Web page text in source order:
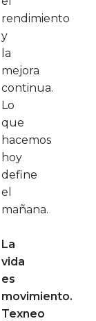
rendimiento
y
la
mejora
continua.
Lo
que
hacemos
hoy
define
el
mañana.
La
vida
es
movimiento.
Texneo